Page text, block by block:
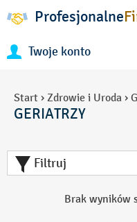
Profesjonalne
Twoje konto
Start › Zdrowie i Uroda ›
GERIATRZY
Filtruj
Brak wyników